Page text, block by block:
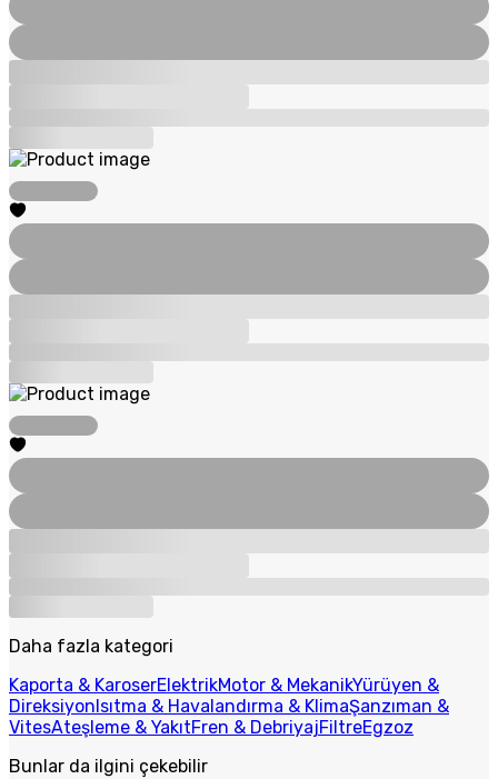
Daha fazla kategori
Kaporta & KaroserElektrikMotor & MekanikYürüyen &
DireksiyonIsıtma & Havalandırma & KlimaŞanzıman &
VitesAteşleme & YakıtFren & DebriyajFiltreEgzoz
Bunlar da ilgini çekebilir